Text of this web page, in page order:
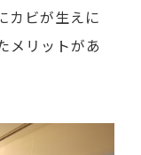
カビが生えに
メリットがあ